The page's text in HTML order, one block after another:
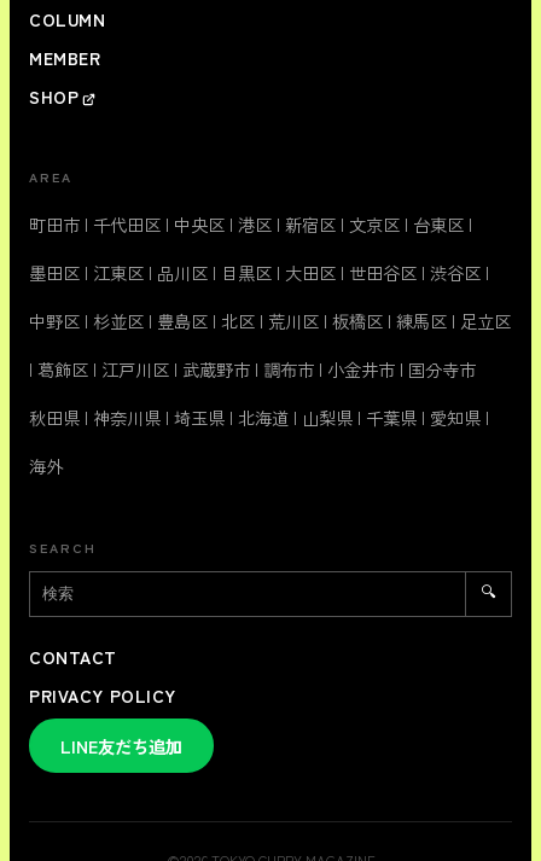
COLUMN
MEMBER
SHOP
AREA
町田市 | 千代田区 | 中央区 | 港区 | 新宿区 | 文京区 | 台東区 |
墨田区 | 江東区 | 品川区 | 目黒区 | 大田区 | 世田谷区 | 渋谷区 |
中野区 | 杉並区 | 豊島区 | 北区 | 荒川区 | 板橋区 | 練馬区 | 足立区
| 葛飾区 | 江戸川区 | 武蔵野市 | 調布市 | 小金井市 | 国分寺市
秋田県 | 神奈川県 | 埼玉県 | 北海道 | 山梨県 | 千葉県 | 愛知県 |
海外
SEARCH
🔍
CONTACT
PRIVACY POLICY
LINE友だち追加